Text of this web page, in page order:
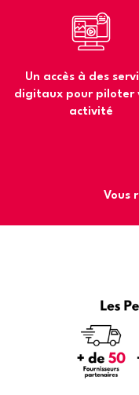
Un accès à des
digitaux pour piloter
activité
Vous